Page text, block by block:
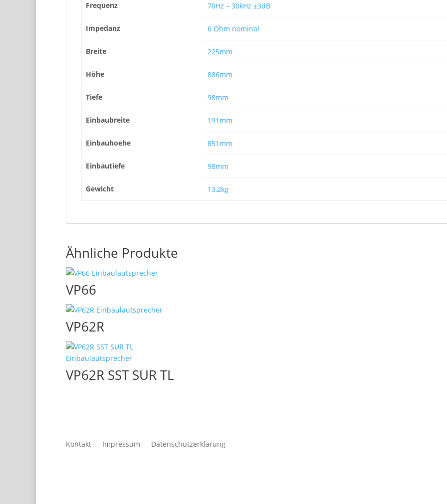
Frequenz 70Hz – 30kHz ±3dB
Impedanz 6 Ohm nominal
Breite 225mm
Höhe 886mm
Tiefe 98mm
Einbaubreite 191mm
Einbauhoehe 851mm
Einbautiefe 98mm
Gewicht 13,2kg
Ähnliche Produkte
VP66
VP62R
VP62R SST SUR TL
Kontakt Impressum Datenschutzerklärung